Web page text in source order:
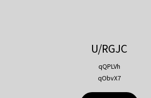
U/RGJC
qQPLVh
qObvX7